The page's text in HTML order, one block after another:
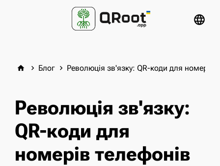
language
home keyboard_arrow_right Блог keyboard_arrow_right Революція зв'язку: QR-коди для номерів
Революція зв'язку:
QR-коди для
номерів телефонів